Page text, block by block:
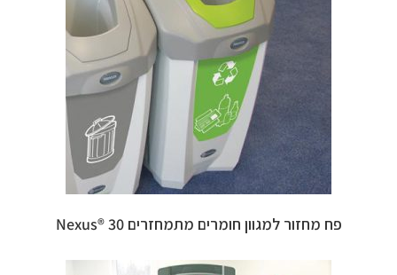
פח מחזור למגוון חומרים מתמחזרים 30 ®Nexus